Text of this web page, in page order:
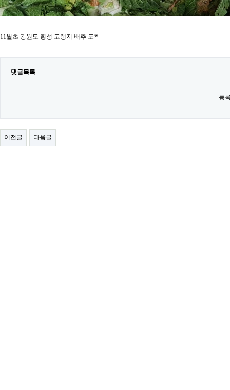
11월초 강원도 횡성 고랭지 배추 도착
댓글목록
등
이전글 다음글